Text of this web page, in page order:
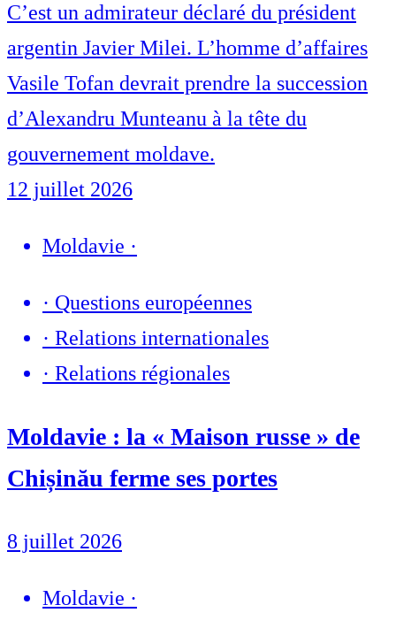
C’est un admirateur déclaré du président
argentin Javier Milei. L’homme d’affaires
Vasile Tofan devrait prendre la succession
d’Alexandru Munteanu à la tête du
gouvernement moldave.
12 juillet 2026
Moldavie ·
· Questions européennes
· Relations internationales
· Relations régionales
Moldavie : la « Maison russe » de
Chișinău ferme ses portes
8 juillet 2026
Moldavie ·